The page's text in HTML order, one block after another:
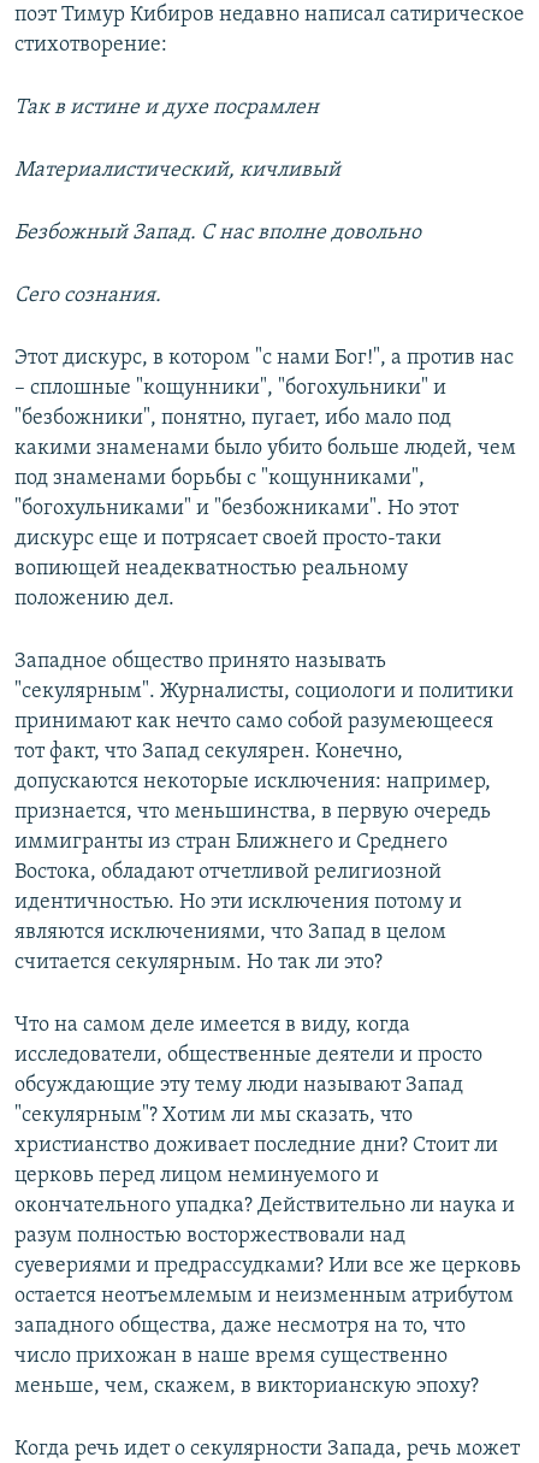
поэт Тимур Кибиров недавно написал сатирическое
стихотворение:
Так в истине и духе посрамлен
Материалистический, кичливый
Безбожный Запад. С нас вполне довольно
Сего сознания.
Этот дискурс, в котором "с нами Бог!", а против нас
– сплошные "кощунники", "богохульники" и
"безбожники", понятно, пугает, ибо мало под
какими знаменами было убито больше людей, чем
под знаменами борьбы с "кощунниками",
"богохульниками" и "безбожниками". Но этот
дискурс еще и потрясает своей просто-таки
вопиющей неадекватностью реальному
положению дел.
Западное общество принято называть
"секулярным". Журналисты, социологи и политики
принимают как нечто само собой разумеющееся
тот факт, что Запад секулярен. Конечно,
допускаются некоторые исключения: например,
признается, что меньшинства, в первую очередь
иммигранты из стран Ближнего и Среднего
Востока, обладают отчетливой религиозной
идентичностью. Но эти исключения потому и
являются исключениями, что Запад в целом
считается секулярным. Но так ли это?
Что на самом деле имеется в виду, когда
исследователи, общественные деятели и просто
обсуждающие эту тему люди называют Запад
"секулярным"? Хотим ли мы сказать, что
христианство доживает последние дни? Стоит ли
церковь перед лицом неминуемого и
окончательного упадка? Действительно ли наука и
разум полностью восторжествовали над
суевериями и предрассудками? Или все же церковь
остается неотъемлемым и неизменным атрибутом
западного общества, даже несмотря на то, что
число прихожан в наше время существенно
меньше, чем, скажем, в викторианскую эпоху?
Когда речь идет о секулярности Запада, речь может